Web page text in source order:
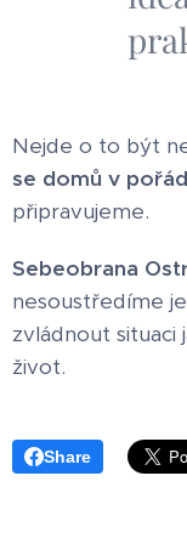
Nejde o to být
se domů v
připravujeme.
Sebeobrana
nesoustředíme
zvládnout situaci
život.
Share